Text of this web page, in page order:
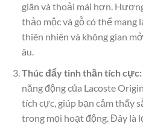
giãn và thoải mái hơn.
thảo mộc và gỗ có thể mang
thiên nhiên và không gian
âu.
Thúc đẩy tinh thần tích cực:
năng động của Lacoste
tích cực, giúp bạn cảm thấy
trong mọi hoạt động. Đây là